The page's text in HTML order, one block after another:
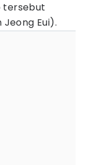
tersebut
Eui).